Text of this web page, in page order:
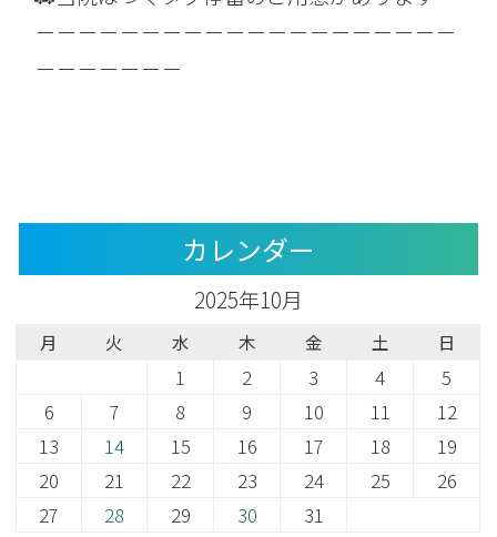
－－－－－－－－－－－－－－－－－－－－
－－－－－－－
カレンダー
2025年10月
月 火 水 木 金 土 日
1 2 3 4
5
6
7 8 9 10 11
12
13
14 15 16 17 18
19
20
21 22 23 24 25
26
27
28 29 30 31